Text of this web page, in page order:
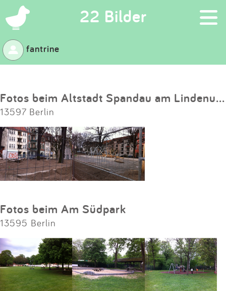
22 Bilder ×
Suchen
Eintragen
Blog
Partner
Kontakt
Anmelden
fantrine
Fotos beim Altstadt Spandau am Lindenufer
13597 Berlin
Fotos beim Am Südpark
13595 Berlin